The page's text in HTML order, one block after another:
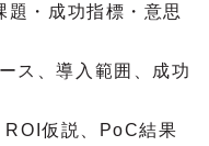
題・成功指標・意思
ス、導入範囲、成功
ROI仮説、PoC結果